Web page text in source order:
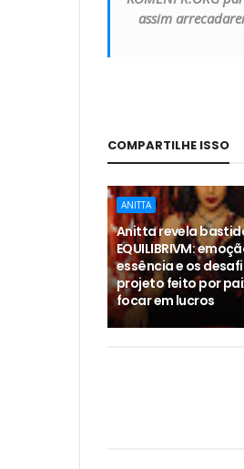
assim
COMPARTILHE ISSO
ANITTA
Anitta revela
EQUILIBRIVM:
essência e os
projeto feito por
focar em lucros